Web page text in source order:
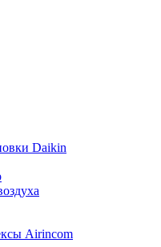
Daikin
Airincom